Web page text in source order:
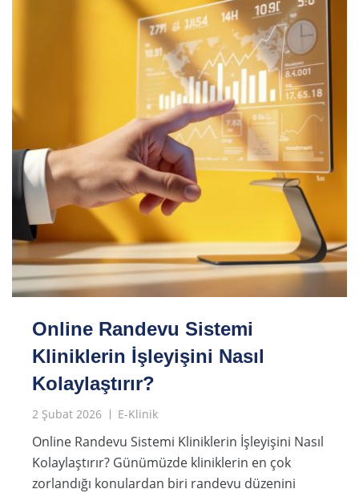
Online Randevu Sistemi
Kliniklerin İşleyişini Nasıl
Kolaylaştırır?
2 Şubat 2026 E-Klinik
Online Randevu Sistemi Kliniklerin İşleyişini Nasıl
Kolaylaştırır? Günümüzde kliniklerin en çok
zorlandığı konulardan biri randevu düzenini